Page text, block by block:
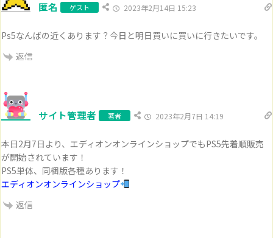
匿名 ゲスト 2023年2月14日 15:23
Ps5なんばの近くあります？今日と明日買いに買いに行きたいです。
返信
サイト管理者 著者 2023年2月7日 14:19
本日2月7日より、エディオンオンラインショップでもPS5先着順販売
が開始されています！
PS5単体、同梱版各種あります！
エディオンオンラインショップ
返信